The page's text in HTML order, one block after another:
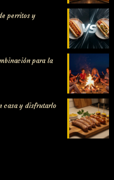
perritos y
para la
casa y disfrutarlo